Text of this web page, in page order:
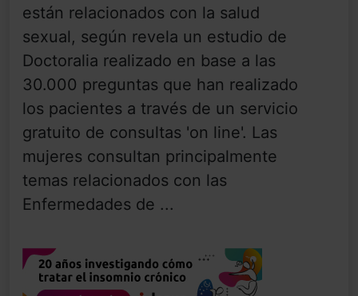
están relacionados con la salud
sexual, según revela un estudio de
Doctoralia realizado en base a las
30.000 preguntas que han realizado
los pacientes a través de un servicio
gratuito de consultas 'on line'. Las
mujeres consultan principalmente
temas relacionados con las
Enfermedades de ...